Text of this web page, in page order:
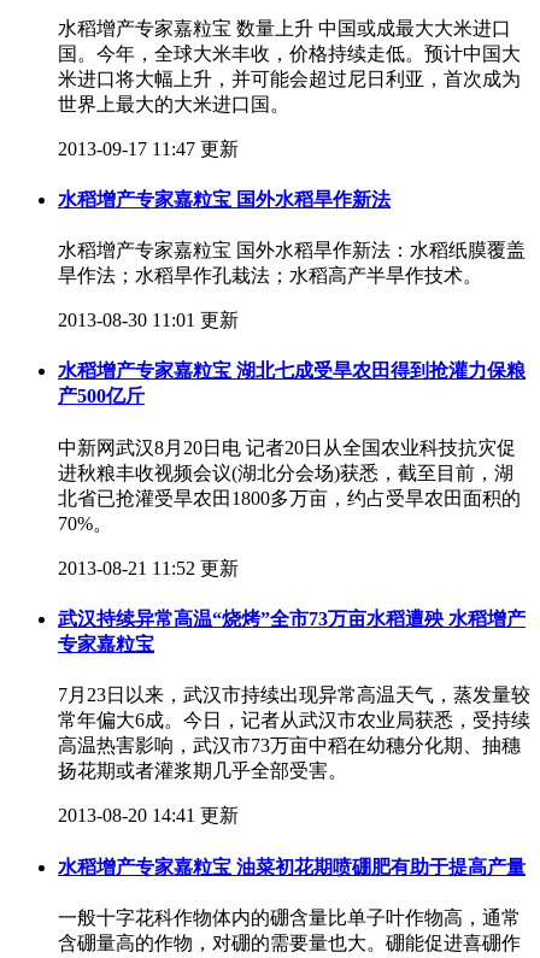
水稻增产专家嘉粒宝 数量上升 中国或成最大大米进口
国。今年，全球大米丰收，价格持续走低。预计中国大
米进口将大幅上升，并可能会超过尼日利亚，首次成为
世界上最大的大米进口国。
2013-09-17 11:47 更新
水稻增产专家嘉粒宝 国外水稻旱作新法
水稻增产专家嘉粒宝 国外水稻旱作新法：水稻纸膜覆盖
旱作法；水稻旱作孔栽法；水稻高产半旱作技术。
2013-08-30 11:01 更新
水稻增产专家嘉粒宝 湖北七成受旱农田得到抢灌力保粮
产500亿斤
中新网武汉8月20日电 记者20日从全国农业科技抗灾促
进秋粮丰收视频会议(湖北分会场)获悉，截至目前，湖
北省已抢灌受旱农田1800多万亩，约占受旱农田面积的
70%。
2013-08-21 11:52 更新
武汉持续异常高温“烧烤”全市73万亩水稻遭殃 水稻增产
专家嘉粒宝
7月23日以来，武汉市持续出现异常高温天气，蒸发量较
常年偏大6成。今日，记者从武汉市农业局获悉，受持续
高温热害影响，武汉市73万亩中稻在幼穗分化期、抽穗
扬花期或者灌浆期几乎全部受害。
2013-08-20 14:41 更新
水稻增产专家嘉粒宝 油菜初花期喷硼肥有助于提高产量
一般十字花科作物体内的硼含量比单子叶作物高，通常
含硼量高的作物，对硼的需要量也大。硼能促进喜硼作